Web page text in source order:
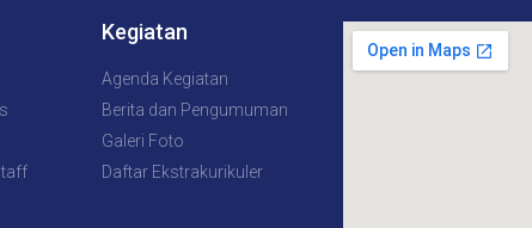
Kegiatan
Agenda Kegiatan
Berita dan Pengumuman
Galeri Foto
Daftar Ekstrakurikuler